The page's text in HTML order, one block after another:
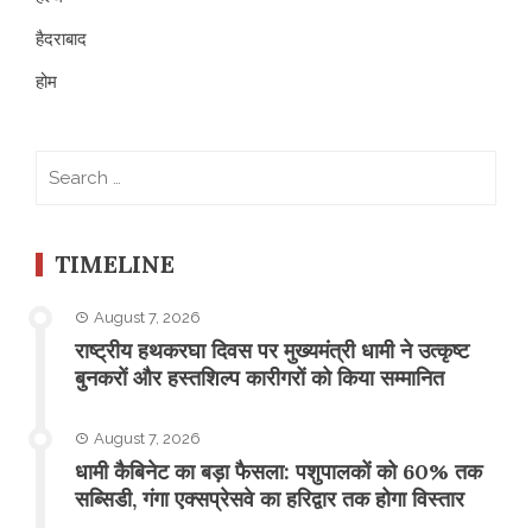
हैदराबाद
होम
TIMELINE
August 7, 2026
राष्ट्रीय हथकरघा दिवस पर मुख्यमंत्री धामी ने उत्कृष्ट
बुनकरों और हस्तशिल्प कारीगरों को किया सम्मानित
August 7, 2026
​धामी कैबिनेट का बड़ा फैसला: पशुपालकों को 60% तक
सब्सिडी, गंगा एक्सप्रेसवे का हरिद्वार तक होगा विस्तार